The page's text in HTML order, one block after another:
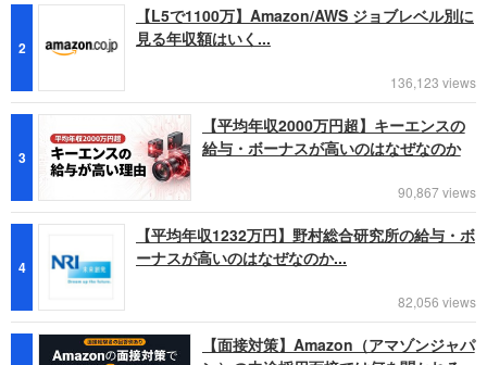
2
【L5で1100万】Amazon/AWS ジョブレベル別に
見る年収額はいく...
136,123 views
3
【平均年収2000万円超】キーエンスの
給与・ボーナスが高いのはなぜなのか
90,867 views
4
【平均年収1232万円】野村総合研究所の給与・ボ
ーナスが高いのはなぜなのか...
82,056 views
【面接対策】Amazon（アマゾンジャパ